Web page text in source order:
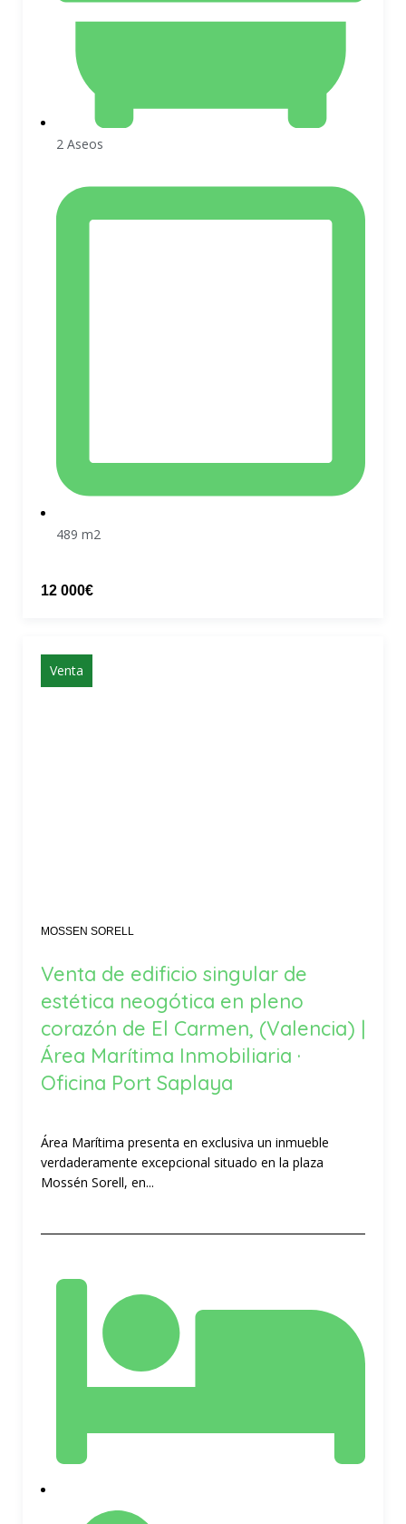
2 Aseos
489 m2
12 000€
Venta
MOSSEN SORELL
Venta de edificio singular de
estética neogótica en pleno
corazón de El Carmen, (Valencia) |
Área Marítima Inmobiliaria ·
Oficina Port Saplaya
Área Marítima presenta en exclusiva un inmueble
verdaderamente excepcional situado en la plaza
Mossén Sorell, en...